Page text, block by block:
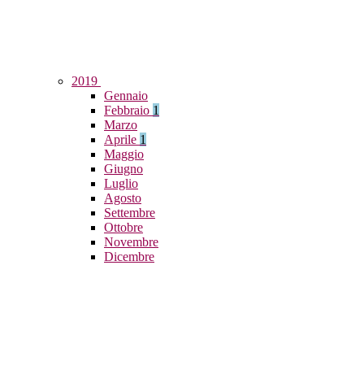
2019
Gennaio
Febbraio 1
Marzo
Aprile 1
Maggio
Giugno
Luglio
Agosto
Settembre
Ottobre
Novembre
Dicembre